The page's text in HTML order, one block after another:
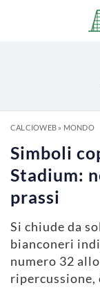
CALCIOWEB» MONDO
Simboli
Stadium:
prassi
Si chiude da
bianconeri
numero 32
ripercussione,